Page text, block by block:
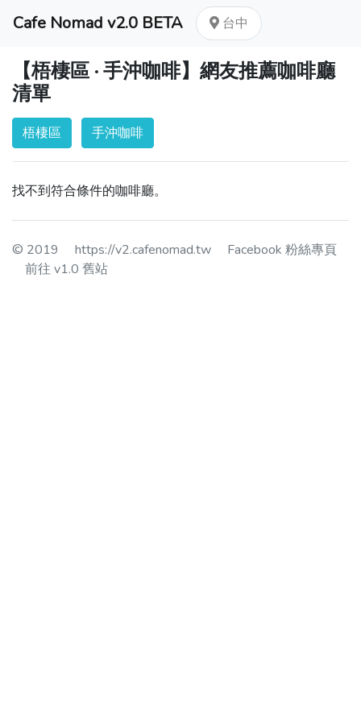
Cafe Nomad v2.0 BETA 台中
【梧棲區 · 手沖咖啡】網友推薦咖啡廳
清單
梧棲區 手沖咖啡
找不到符合條件的咖啡廳。
© 2019 https://v2.cafenomad.tw
Facebook 粉絲專頁
前往 v1.0 舊站